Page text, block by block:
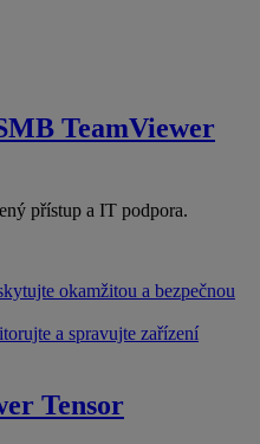
TeamViewer
přístup a IT podpora.
okamžitou a bezpečnou
a spravujte zařízení
Tensor